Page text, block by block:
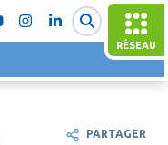
RÉSEAU
PARTAGER